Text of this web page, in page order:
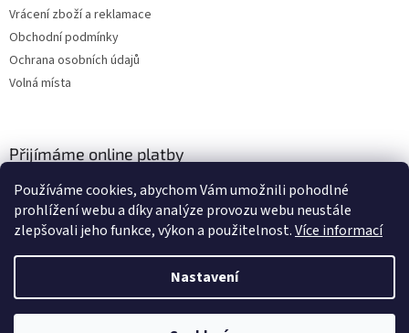
Používáme cookies, abychom Vám umožnili pohodlné
prohlížení webu a díky analýze provozu webu neustále
zlepšovali jeho funkce, výkon a použitelnost.Více informací
Nastavení
Vážení zákazníci, momentálně čerpáme dovolenou a budeme opět
Vrácení zboží a reklamace
Obchodní podmínky
Ochrana osobních údajů
Volná místa
Přijímáme online platby
Vytvořil Shoptet